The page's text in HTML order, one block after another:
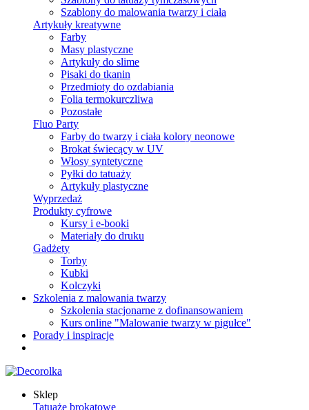
Szablony do malowania twarzy i ciała
Artykuły kreatywne
Farby
Masy plastyczne
Artykuły do slime
Pisaki do tkanin
Przedmioty do ozdabiania
Folia termokurczliwa
Pozostałe
Fluo Party
Farby do twarzy i ciała kolory neonowe
Brokat świecący w UV
Włosy syntetyczne
Pyłki do tatuaży
Artykuły plastyczne
Wyprzedaż
Produkty cyfrowe
Kursy i e-booki
Materiały do druku
Gadżety
Torby
Kubki
Kolczyki
Szkolenia z malowania twarzy
Szkolenia stacjonarne z dofinansowaniem
Kurs online "Malowanie twarzy w pigułce"
Porady i inspiracje
Sklep
Tatuaże brokatowe